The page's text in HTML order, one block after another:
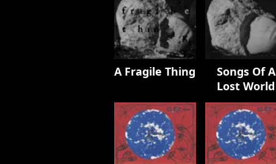
A Fragile Thing
Songs Of A
Lost World